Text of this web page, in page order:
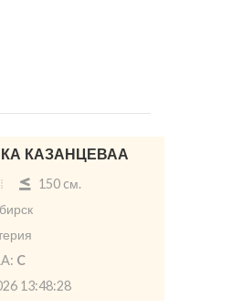
КАЗАНЦЕВАА
150 cм.
C
13:48:28